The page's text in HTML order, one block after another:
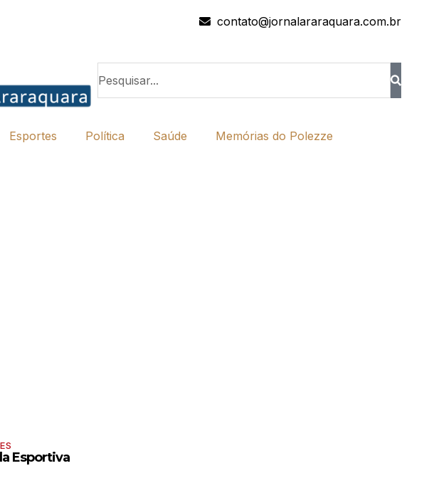
contato@jornalararaquara.com.br
Esportes Política Saúde Memórias do Polezze
Esportiva